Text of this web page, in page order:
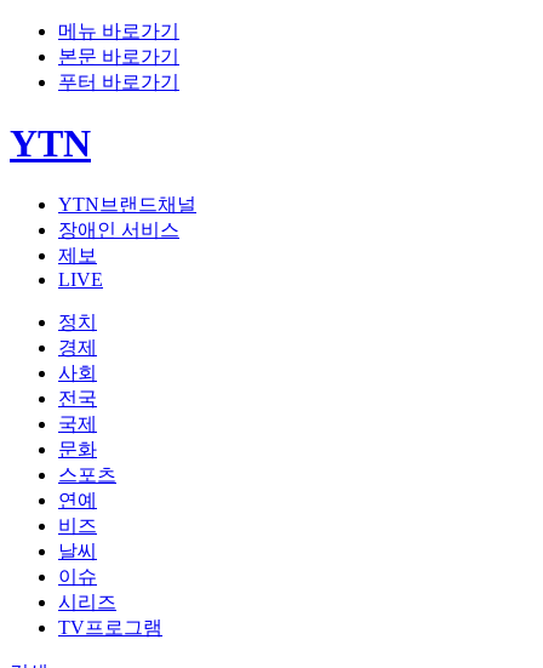
메뉴 바로가기
본문 바로가기
푸터 바로가기
YTN
YTN브랜드채널
장애인 서비스
제보
LIVE
정치
경제
사회
전국
국제
문화
스포츠
연예
비즈
날씨
이슈
시리즈
TV프로그램